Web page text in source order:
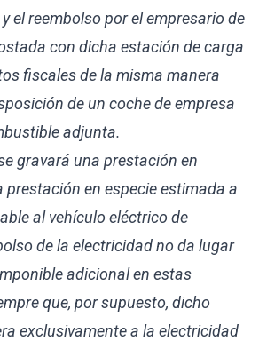
el reembolso por el empresario de
con dicha estación de carga
fiscales de la misma manera
de un coche de empresa
adjunta.
gravará una prestación en
prestación en especie estimada a
al vehículo eléctrico de
de la electricidad no da lugar
adicional en estas
que, por supuesto, dicho
exclusivamente a la electricidad